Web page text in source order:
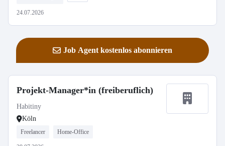
24.07.2026
Job Agent kostenlos abonnieren
Projekt-Manager*in (freiberuflich)
Habitiny
Köln
Freelancer Home-Office